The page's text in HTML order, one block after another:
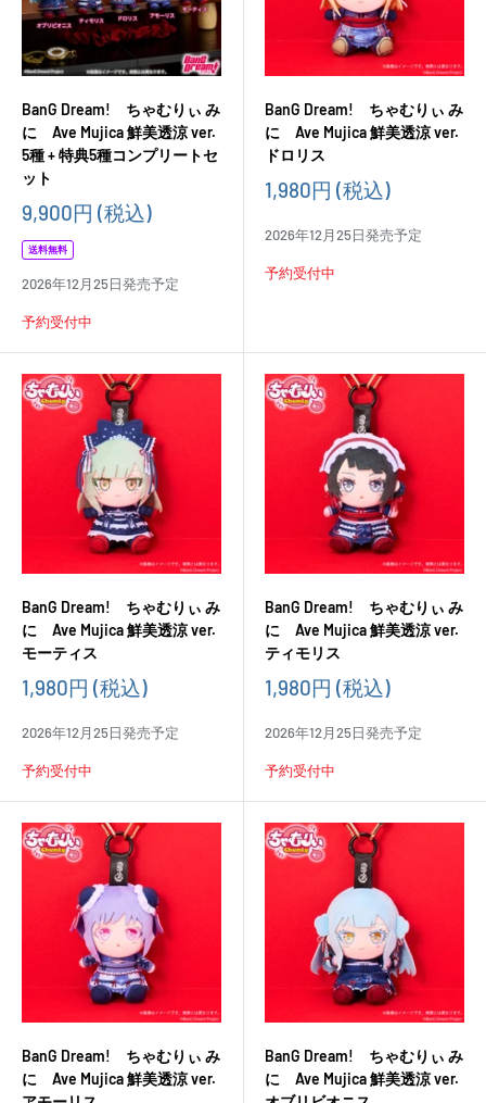
BanG Dream! ちゃむりぃ み
に Ave Mujica 鮮美透涼 ver.
5種 + 特典5種コンプリートセ
ット
販
価
格
9,900円 (税込)
送料無料
2026年12月25日発売予定
予約受付中
BanG Dream! ちゃむりぃ み
に Ave Mujica 鮮美透涼 ver.
ドロリス
販
価
1,980円 (税込)
2026年12月25日発売予定
予約受付中
BanG Dream! ちゃむりぃ み
に Ave Mujica 鮮美透涼 ver.
モーティス
販
価
1,980円 (税込)
2026年12月25日発売予定
予約受付中
BanG Dream! ちゃむりぃ み
に Ave Mujica 鮮美透涼 ver.
ティモリス
販
価
1,980円 (税込)
2026年12月25日発売予定
予約受付中
BanG Dream! ちゃむりぃ み
に Ave Mujica 鮮美透涼 ver.
BanG Dream! ちゃむりぃ み
に Ave Mujica 鮮美透涼 ver.